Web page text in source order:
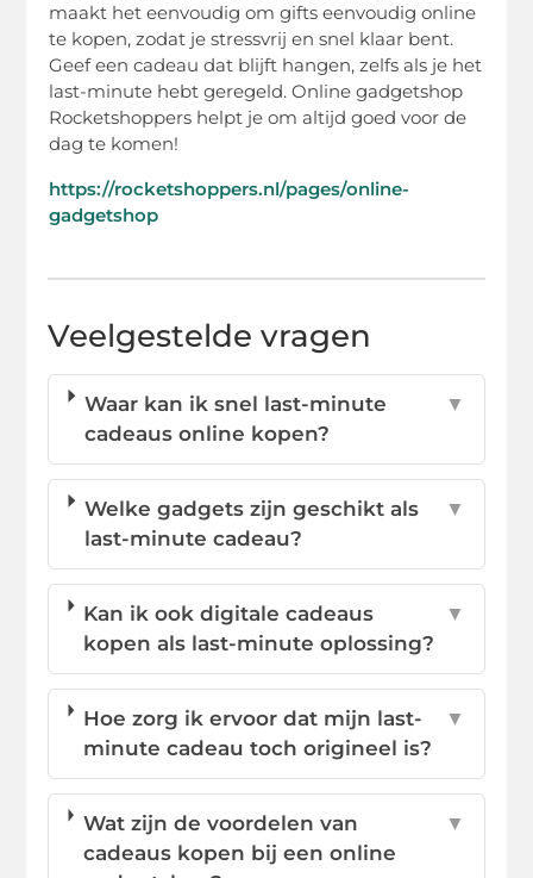
maakt het eenvoudig om gifts eenvoudig online
te kopen, zodat je stressvrij en snel klaar bent.
Geef een cadeau dat blijft hangen, zelfs als je het
last-minute hebt geregeld. Online gadgetshop
Rocketshoppers helpt je om altijd goed voor de
dag te komen!
https://rocketshoppers.nl/pages/online-
gadgetshop
Veelgestelde vragen
Waar kan ik snel last-minute
cadeaus online kopen?
▼
Welke gadgets zijn geschikt als
last-minute cadeau?
▼
Kan ik ook digitale cadeaus
kopen als last-minute oplossing?
▼
Hoe zorg ik ervoor dat mijn last-
minute cadeau toch origineel is?
▼
Wat zijn de voordelen van
cadeaus kopen bij een online
▼